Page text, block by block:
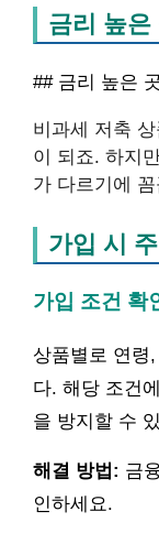
금리 높
## 금리 높은
비과세 저축
이 되죠. 하지
가 다르기에
가입 시
가입 조건 확
상품별로 연령
다. 해당 조건
을 방지할 수
해결 방법: 금
인하세요.